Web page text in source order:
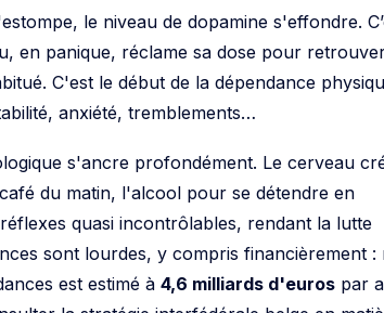
en panique, réclame sa dose pour
C'est le début de la dépendance
anxiété, tremblements…
du matin, l'alcool pour se détendre en
quasi incontrôlables, rendant la lutte
sont lourdes, y compris financièrement :
est estimé à4,6 milliards d'euros
la stratégie interfédérale belge en